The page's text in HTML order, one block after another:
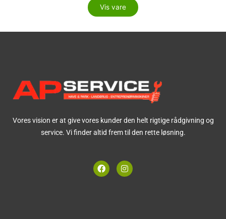
Vis vare
Vores vision er at give vores kunder den helt rigtige rådgivning og
service. Vi finder altid frem til den rette løsning.
F
a
I
n